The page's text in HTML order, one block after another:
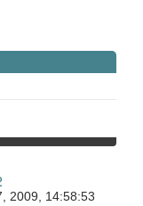
2009, 14:58:53